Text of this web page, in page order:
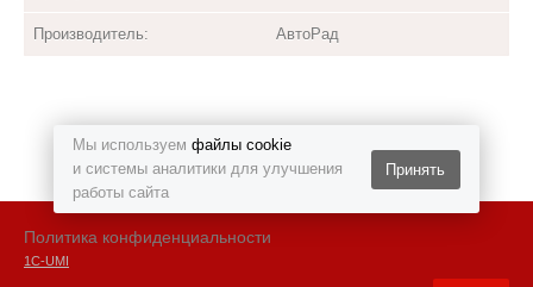
Мы используем файлы cookie
и системы аналитики для улучшения
работы сайта
Принять
Производитель: АвтоРад
Политика конфиденциальности
1С-UMI